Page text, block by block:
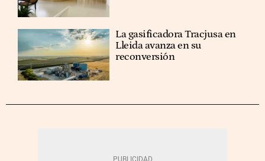
La gasificadora Tracjusa en
Lleida avanza en su
reconversión